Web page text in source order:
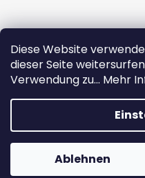
Diese Website
dieser Seite
Verwendung zu... Mehr
Ablehnen
Willkommen im neu
HC ENERGIE
Copyright 2026#VeVaru